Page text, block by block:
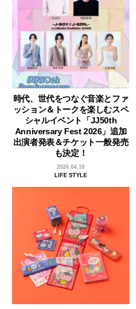
時代、世代をつなぐ音楽とファ
ッション＆トークを楽しむスペ
シャルイベント「JJ50th
Anniversary Fest 2026」追加
出演者発表＆チケット一般発売
も決定！
2026.04.10
LIFE STYLE